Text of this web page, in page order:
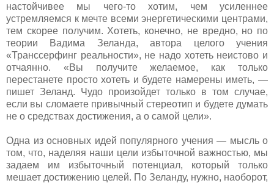
настойчивее мы чего-то хотим, чем усиленнее
устремляемся к мечте всеми энергетическими центрами,
тем скорее получим. Хотеть, конечно, не вредно, но по
теории Вадима Зеланда, автора целого учения
«Транссерфинг реальности», не надо хотеть неистово и
отчаянно. «Вы получите желаемое, как только
перестанете просто хотеть и будете намерены иметь, —
пишет Зеланд. Чудо произойдет только в том случае,
если вы сломаете привычный стереотип и будете думать
не о средствах достижения, а о самой цели».
Одна из основных идей популярного учения — мысль о
том, что, наделяя наши цели избыточной важностью, мы
задаем им избыточный потенциал, который только
мешает достижению целей. По Зеланду, нужно, наоборот,